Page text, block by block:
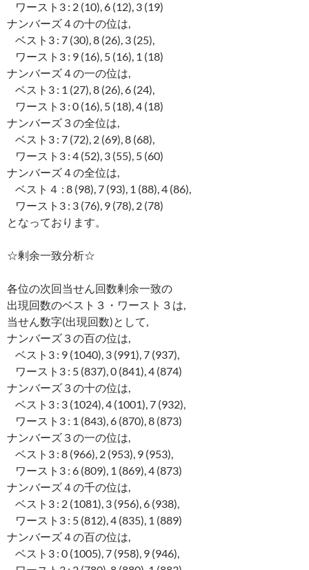
ワースト3 : 2 (10), 6 (12), 3 (19)
ナンバーズ４の十の位は,
ベスト3 : 7 (30), 8 (26), 3 (25),
ワースト3 : 9 (16), 5 (16), 1 (18)
ナンバーズ４の一の位は,
ベスト3 : 1 (27), 8 (26), 6 (24),
ワースト3 : 0 (16), 5 (18), 4 (18)
ナンバーズ３の全位は,
ベスト3 : 7 (72), 2 (69), 8 (68),
ワースト3 : 4 (52), 3 (55), 5 (60)
ナンバーズ４の全位は,
ベスト４ : 8 (98), 7 (93), 1 (88), 4 (86),
ワースト3 : 3 (76), 9 (78), 2 (78)
となっております。
☆剰余一致分析☆
各位の次回当せん回数剰余一致の
出現回数のベスト３・ワースト３は,
当せん数字(出現回数)として,
ナンバーズ３の百の位は,
ベスト3 : 9 (1040), 3 (991), 7 (937),
ワースト3 : 5 (837), 0 (841), 4 (874)
ナンバーズ３の十の位は,
ベスト3 : 3 (1024), 4 (1001), 7 (932),
ワースト3 : 1 (843), 6 (870), 8 (873)
ナンバーズ３の一の位は,
ベスト3 : 8 (966), 2 (953), 9 (953),
ワースト3 : 6 (809), 1 (869), 4 (873)
ナンバーズ４の千の位は,
ベスト3 : 2 (1081), 3 (956), 6 (938),
ワースト3 : 5 (812), 4 (835), 1 (889)
ナンバーズ４の百の位は,
ベスト3 : 0 (1005), 7 (958), 9 (946),